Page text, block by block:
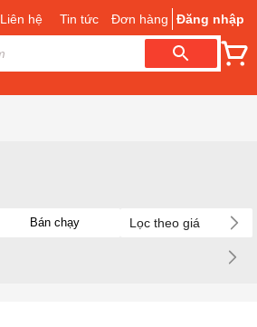
Liên hệ Tin tức Đơn hàng Đăng nhập
Bán chạy Lọc theo giá